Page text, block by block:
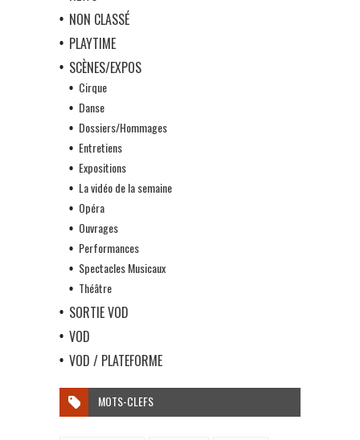
NON CLASSÉ
PLAYTIME
SCÈNES/EXPOS
Cirque
Danse
Dossiers/Hommages
Entretiens
Expositions
La vidéo de la semaine
Opéra
Ouvrages
Performances
Spectacles Musicaux
Théâtre
SORTIE VOD
VOD
VOD / PLATEFORME
MOTS-CLEFS